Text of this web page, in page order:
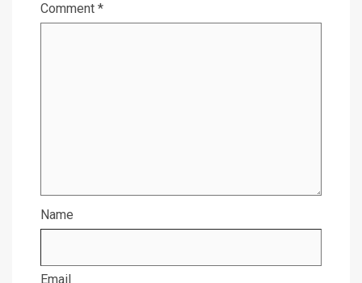
Comment *
Name
Email